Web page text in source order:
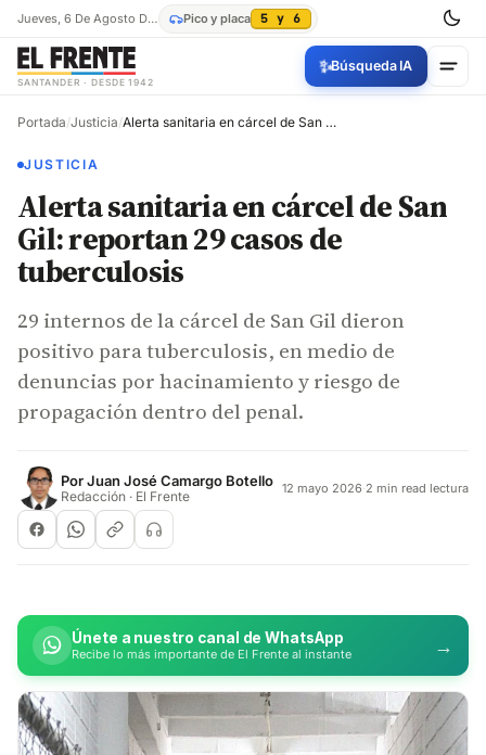
Jueves, 6 De Agosto De 2026 Pico y placa 5 y 6
SANTANDER · DESDE 1942
✨Búsqueda IA
Portada/Justicia/ Alerta sanitaria en cárcel de San Gil: reportan 29 casos de tuberculosis
JUSTICIA
Alerta sanitaria en cárcel de San
Gil: reportan 29 casos de
tuberculosis
29 internos de la cárcel de San Gil dieron
positivo para tuberculosis, en medio de
denuncias por hacinamiento y riesgo de
propagación dentro del penal.
PorJuan José Camargo Botello
Redacción · El Frente 12 mayo 2026·2 min read lectura
Únete a nuestro canal de WhatsApp
Recibe lo más importante de El Frente al instante →